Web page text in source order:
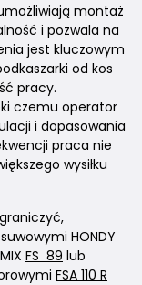
montaż
i pozwala na
jest kluczowym
od kos
pracy.
czemu operator
i dopasowania
praca nie
wysiłku
HONDY
FS 89 lub
FSA 110 R